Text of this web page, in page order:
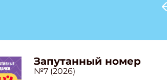
Запутанный номер
№7 (2026)